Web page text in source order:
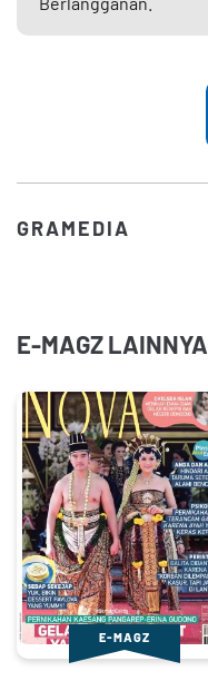
GRAMEDIA
E-MAGZ LAINNYA
E-MAGZ